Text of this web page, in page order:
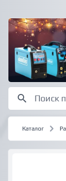
Каталог